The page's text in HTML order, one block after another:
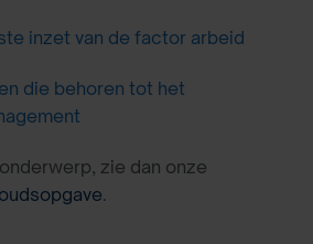
inzet van de factor arbeid
die behoren tot het
zie dan onze
.